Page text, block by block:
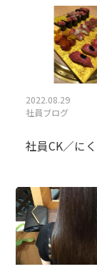
2022.08.29
社員ブログ
社員CK／に